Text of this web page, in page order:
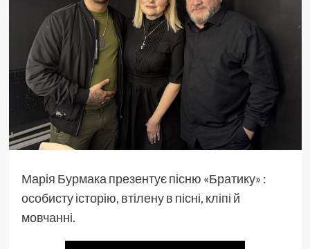
Марія Бурмака презентує пісню «Братику» :
особисту історію, втілену в пісні, кліпі й
мовчанні.